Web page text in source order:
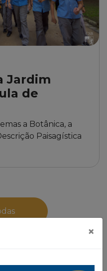
Jardim
de
a Botânica, a
Paisagística
×